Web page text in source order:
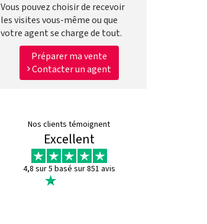
Vous pouvez choisir de recevoir
les visites vous-même ou que
votre agent se charge de tout.
Préparer ma vente
Contacter un agent
Nos clients témoignent
Excellent
4,8 sur 5 basé sur 851 avis